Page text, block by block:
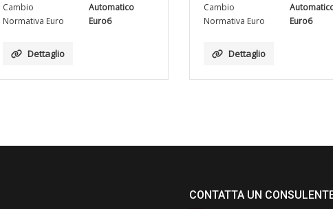
Cambio
Automatico
Normativa Euro
Euro6
Dettaglio
Cambio
Normativa Euro
Euro6
Dettaglio
CONTATTA UN